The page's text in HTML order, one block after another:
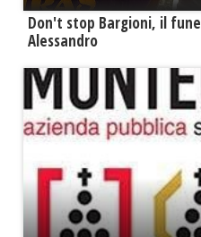
Don't stop Bargioni, il
Alessandro